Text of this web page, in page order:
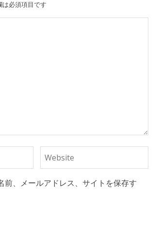
必須項目です
、メールアドレス、サイトを保存す